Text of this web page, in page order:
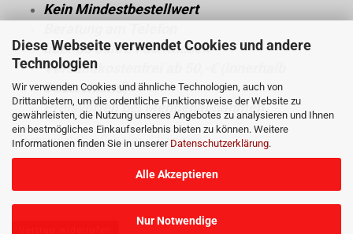
Diese Webseite verwendet Cookies und andere
Technologien
Wir verwenden Cookies und ähnliche Technologien, auch von
Drittanbietern, um die ordentliche Funktionsweise der Website zu
gewährleisten, die Nutzung unseres Angebotes zu analysieren und Ihnen
ein bestmögliches Einkaufserlebnis bieten zu können. Weitere
Informationen finden Sie in unserer Datenschutzerklärung.
Alle Akzeptieren
Nur Notwendige
Kein Mindestbestellwert
über 30 Jahre Fachwissen
Versandkostenfrei ab 50,-€ (innerhalb
Deutschland)
Preisvorteil bei Mengenabnahmen
Dann viel Spaß beim Shoppen.